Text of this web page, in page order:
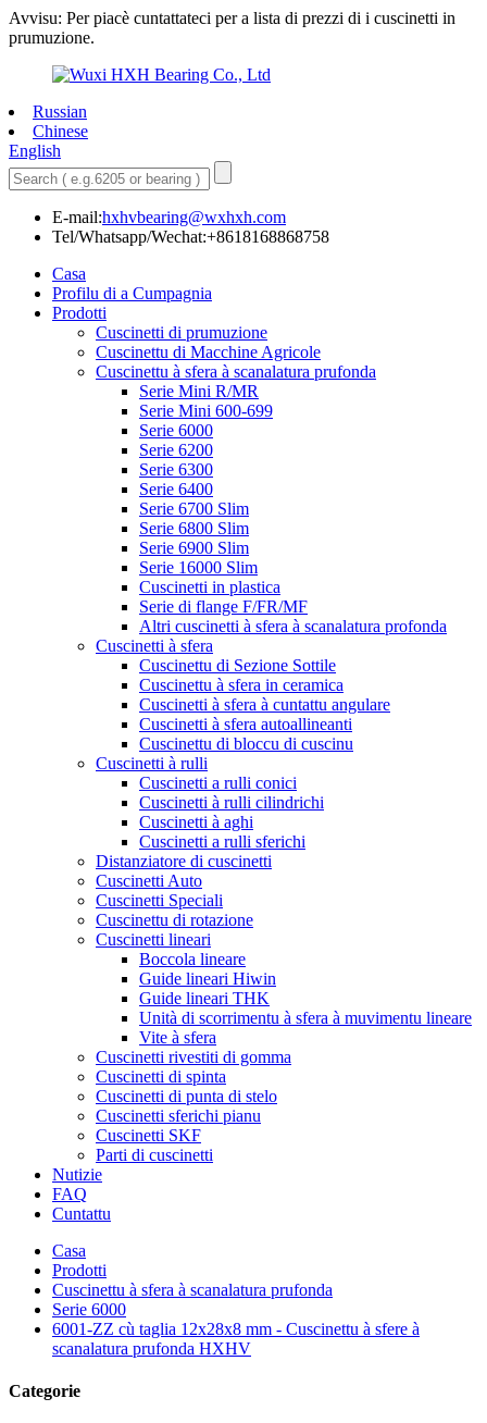
Avvisu: Per piacè cuntattateci per a lista di prezzi di i cuscinetti in
prumuzione.
Russian
Chinese
English
E-mail:hxhvbearing@wxhxh.com
Tel/Whatsapp/Wechat:+8618168868758
Casa
Profilu di a Cumpagnia
Prodotti
Cuscinetti di prumuzione
Cuscinettu di Macchine Agricole
Cuscinettu à sfera à scanalatura prufonda
Serie Mini R/MR
Serie Mini 600-699
Serie 6000
Serie 6200
Serie 6300
Serie 6400
Serie 6700 Slim
Serie 6800 Slim
Serie 6900 Slim
Serie 16000 Slim
Cuscinetti in plastica
Serie di flange F/FR/MF
Altri cuscinetti à sfera à scanalatura profonda
Cuscinetti à sfera
Cuscinettu di Sezione Sottile
Cuscinettu à sfera in ceramica
Cuscinetti à sfera à cuntattu angulare
Cuscinetti à sfera autoallineanti
Cuscinettu di bloccu di cuscinu
Cuscinetti à rulli
Cuscinetti a rulli conici
Cuscinetti à rulli cilindrichi
Cuscinetti à aghi
Cuscinetti a rulli sferichi
Distanziatore di cuscinetti
Cuscinetti Auto
Cuscinetti Speciali
Cuscinettu di rotazione
Cuscinetti lineari
Boccola lineare
Guide lineari Hiwin
Guide lineari THK
Unità di scorrimentu à sfera à muvimentu lineare
Vite à sfera
Cuscinetti rivestiti di gomma
Cuscinetti di spinta
Cuscinetti di punta di stelo
Cuscinetti sferichi pianu
Cuscinetti SKF
Parti di cuscinetti
Nutizie
FAQ
Cuntattu
Casa
Prodotti
Cuscinettu à sfera à scanalatura prufonda
Serie 6000
6001-ZZ cù taglia 12x28x8 mm - Cuscinettu à sfere à
scanalatura prufonda HXHV
Categorie